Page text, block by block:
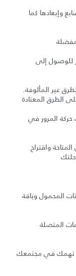
وإبعادها كما
للوصول إلى
غير المألوفة.
الطرق المعتادة
المرور في
واقتراح
المحمول وباقة
المتصلة
تهمك في مجتمعك